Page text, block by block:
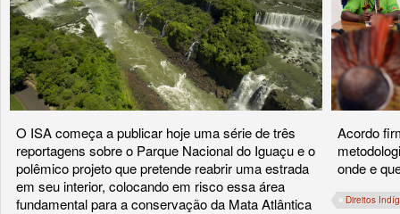
O ISA começa a publicar hoje uma série de três
reportagens sobre o Parque Nacional do Iguaçu e o
polêmico projeto que pretende reabrir uma estrada
em seu interior, colocando em risco essa área
fundamental para a conservação da Mata Atlântica
Acordo
onde e
Direitos